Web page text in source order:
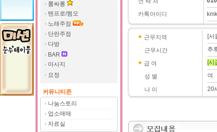
룸싸롱
텐프로/쩜오
노래주점
단란주점
다방
BAR
마사지
요정
커뮤니티존
나눔스토리
업소매매
자료실
카톡아이디
근무지역
근무시간
급 여
성 별
나 이
[서
추
[시
여
20